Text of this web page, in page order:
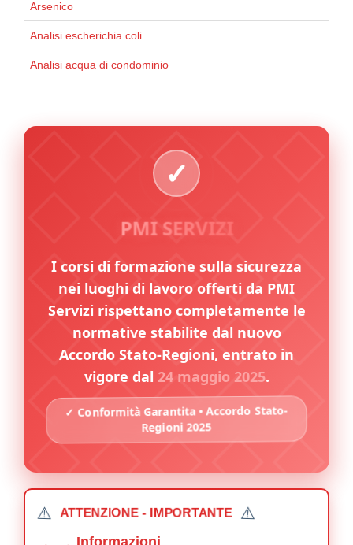
Arsenico
Analisi escherichia coli
Analisi acqua di condominio
PMI SERVIZI
I corsi di formazione sulla sicurezza
nei luoghi di lavoro offerti da PMI
Servizi rispettano completamente le
normative stabilite dal nuovo
Accordo Stato-Regioni, entrato in
vigore dal 24 maggio 2025.
✓ Conformità Garantita • Accordo Stato-
Regioni 2025
⚠️ ATTENZIONE - IMPORTANTE ⚠️
Informazioni